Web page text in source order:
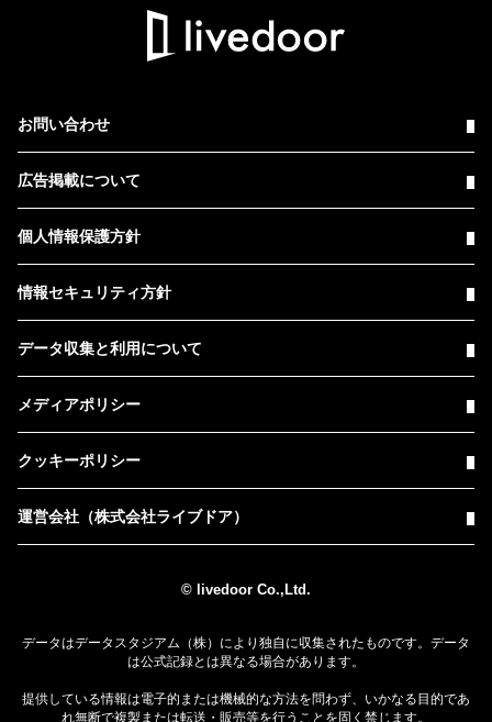
お問い合わせ
広告掲載について
個人情報保護方針
情報セキュリティ方針
データ収集と利用について
メディアポリシー
クッキーポリシー
運営会社（株式会社ライブドア）
© livedoor Co.,Ltd.
データはデータスタジアム（株）により独自に収集されたものです。データ
は公式記録とは異なる場合があります。
提供している情報は電子的または機械的な方法を問わず、いかなる目的であ
れ無断で複製または転送・販売等を行うことを固く禁じます。